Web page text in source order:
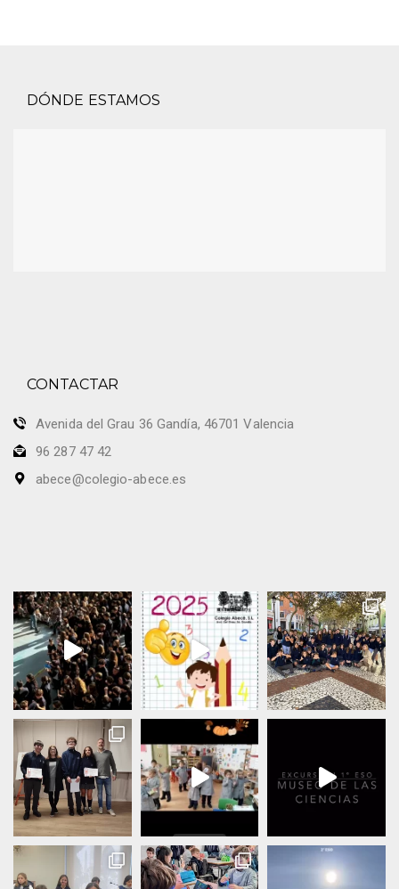
DÓNDE ESTAMOS
CONTACTAR
Avenida del Grau 36 Gandía, 46701 Valencia
96 287 47 42
abece@colegio-abece.es